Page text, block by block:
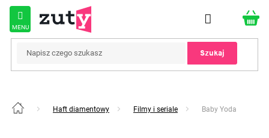
Przejść
treści
Szukaj
Home Haft diamentowy Filmy i seriale Baby Yoda